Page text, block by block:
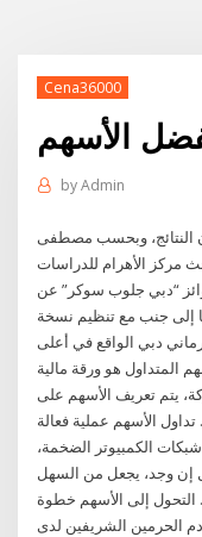
Cena36000
الأسهم
byAdmin
النتائج، وبحسب مصطفى
مركز الأهرام للدراسات
“دبي جلوب سوكر” عن
التوالي، جنبا إلى جنب مع تنظيم نسخة
دبي الواقع في أعلى
المتداول هو ورقة مالية
يتم تعريف الأسهم على
الأسهم عملية فعالة
الكمبيوتر الضخمة،
إن وجد، يجعل من السهل
كما هو الحال مع بيع 10000 سهم. التحول إلى الأسهم خطوة
الحرمين الشريفين لدى